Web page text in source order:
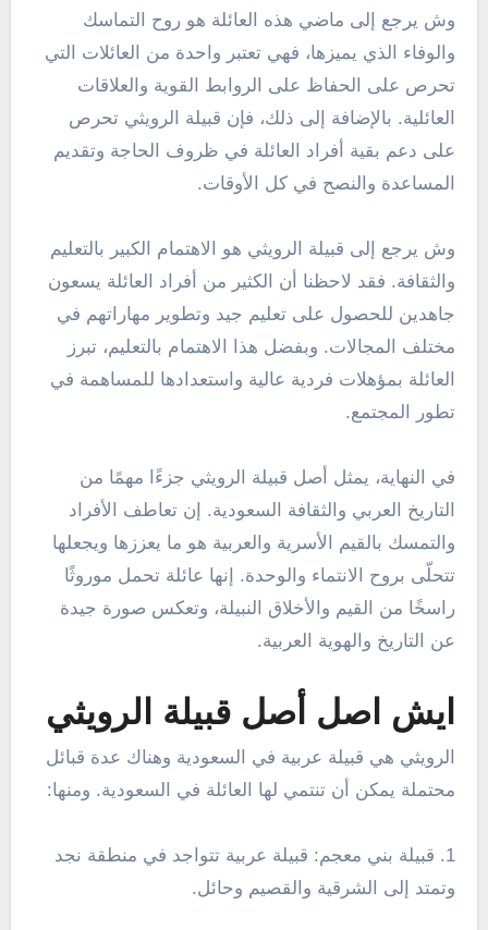
وش يرجع إلى ماضي هذه العائلة هو روح التماسك
والوفاء الذي يميزها، فهي تعتبر واحدة من العائلات التي
تحرص على الحفاظ على الروابط القوية والعلاقات
العائلية. بالإضافة إلى ذلك، فإن قبيلة الرويثي تحرص
على دعم بقية أفراد العائلة في ظروف الحاجة وتقديم
المساعدة والنصح في كل الأوقات.
وش يرجع إلى قبيلة الرويثي هو الاهتمام الكبير بالتعليم
والثقافة. فقد لاحظنا أن الكثير من أفراد العائلة يسعون
جاهدين للحصول على تعليم جيد وتطوير مهاراتهم في
مختلف المجالات. وبفضل هذا الاهتمام بالتعليم، تبرز
العائلة بمؤهلات فردية عالية واستعدادها للمساهمة في
تطور المجتمع.
في النهاية، يمثل أصل قبيلة الرويثي جزءًا مهمًا من
التاريخ العربي والثقافة السعودية. إن تعاطف الأفراد
والتمسك بالقيم الأسرية والعربية هو ما يعززها ويجعلها
تتحلّى بروح الانتماء والوحدة. إنها عائلة تحمل موروثًا
راسخًا من القيم والأخلاق النبيلة، وتعكس صورة جيدة
عن التاريخ والهوية العربية.
ايش اصل أصل قبيلة الرويثي
الرويثي هي قبيلة عربية في السعودية وهناك عدة قبائل
محتملة يمكن أن تنتمي لها العائلة في السعودية. ومنها:
1. قبيلة بني معجم: قبيلة عربية تتواجد في منطقة نجد
وتمتد إلى الشرقية والقصيم وحائل.